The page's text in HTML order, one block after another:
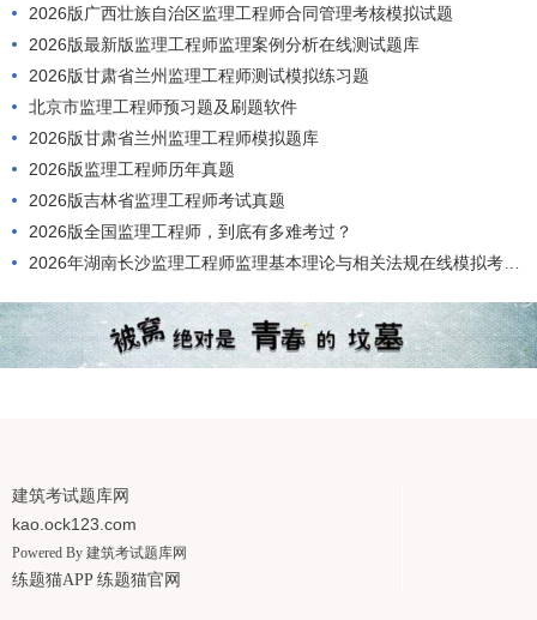
2026版广西壮族自治区监理工程师合同管理考核模拟试题
2026版最新版监理工程师监理案例分析在线测试题库
2026版甘肃省兰州监理工程师测试模拟练习题
北京市监理工程师预习题及刷题软件
2026版甘肃省兰州监理工程师模拟题库
2026版监理工程师历年真题
2026版吉林省监理工程师考试真题
2026版全国监理工程师，到底有多难考过？
2026年湖南长沙监理工程师监理基本理论与相关法规在线模拟考试题型
建筑考试题库网
kao.ock123.com
Powered By 建筑考试题库网
练题猫APP 练题猫官网